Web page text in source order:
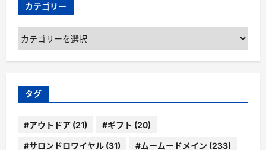
カテゴリー
カ
テ
ゴ
ー
タグ
#アウトドア (21) #ギフト (20)
#サロンドロワイヤル (31) #ムームードメイン (233)